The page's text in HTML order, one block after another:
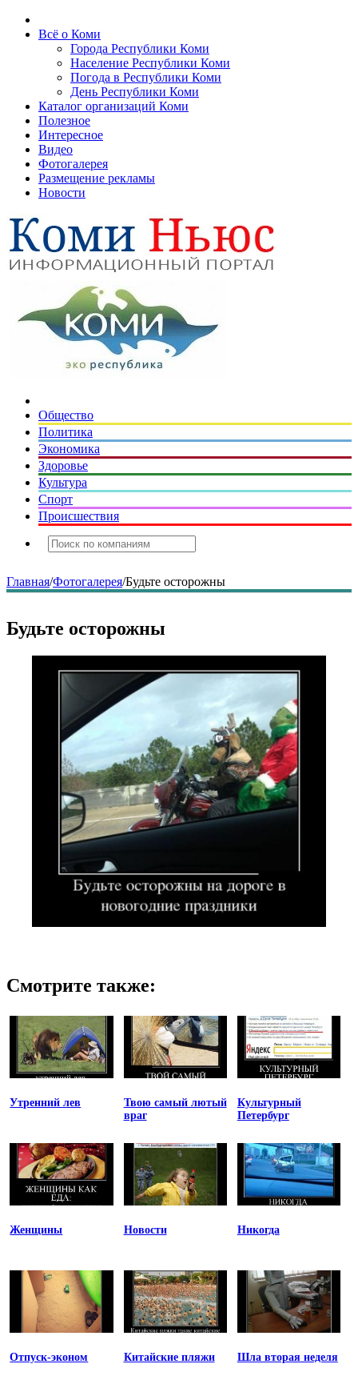
Всё о Коми
Города Республики Коми
Население Республики Коми
Погода в Республики Коми
День Республики Коми
Каталог организаций Коми
Полезное
Интересное
Видео
Фотогалерея
Размещение рекламы
Новости
Общество
Политика
Экономика
Здоровье
Культура
Спорт
Происшествия
Главная/Фотогалерея/Будьте осторожны
Будьте осторожны
Смотрите также:
Утренний лев
Твою самый лютый
враг
Культурный
Петербург
Женщины Новости Никогда
Отпуск-эконом Китайские пляжи Шла вторая неделя